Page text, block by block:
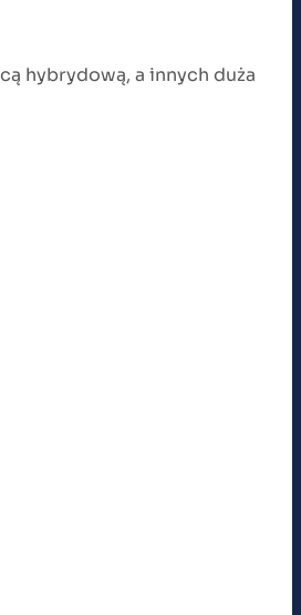
hybrydową, a innych duża